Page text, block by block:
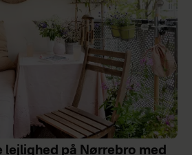
lejlighed på Nørrebro med